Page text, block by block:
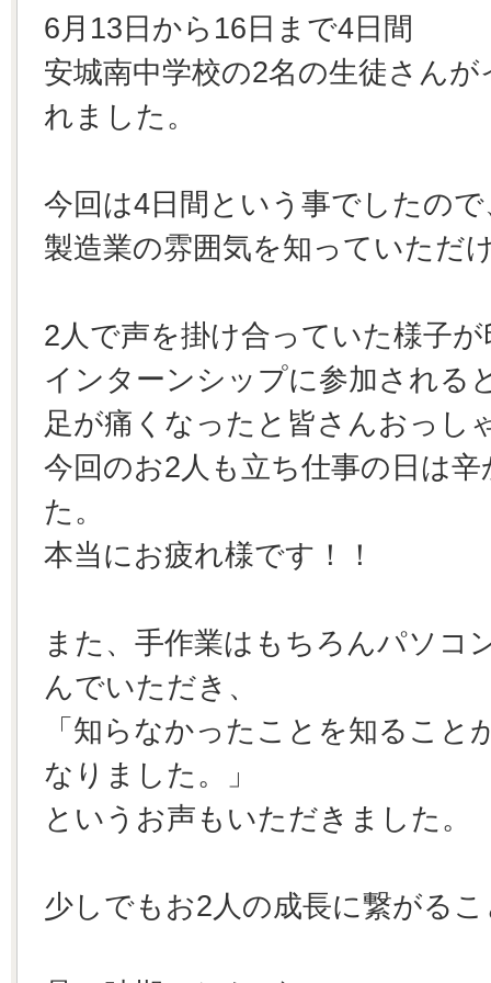
6月13日から16日まで4日間
安城南中学校の2名の生徒さん
れました。
今回は4日間という事でしたので
製造業の雰囲気を知っていただ
2人で声を掛け合っていた様子
インターンシップに参加される
足が痛くなったと皆さんおっし
今回のお2人も立ち仕事の日は
た。
本当にお疲れ様です！！
また、手作業はもちろんパソコ
んでいただき、
「知らなかったことを知ること
なりました。」
というお声もいただきました。
少しでもお2人の成長に繋がる